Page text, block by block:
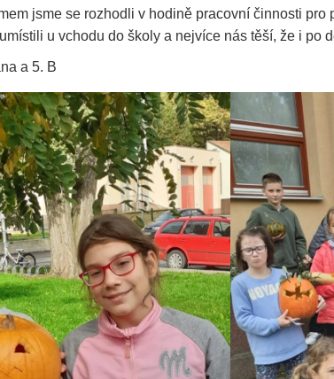
jsme se rozhodli v hodině pracovní činnosti
u vchodu do školy a nejvíce nás těší, že i
a 5. B